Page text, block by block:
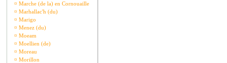
¤ Marche (de la) en Cornouaille
¤ Marhallac'h (du)
¤ Marigo
¤ Menez (du)
¤ Moeam
¤ Moellien (de)
¤ Moreau
¤ Morillon